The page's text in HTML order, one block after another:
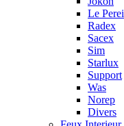
Le Perei
Radex
Sacex
Sim
Starlux
Support
Was
Norep
Divers